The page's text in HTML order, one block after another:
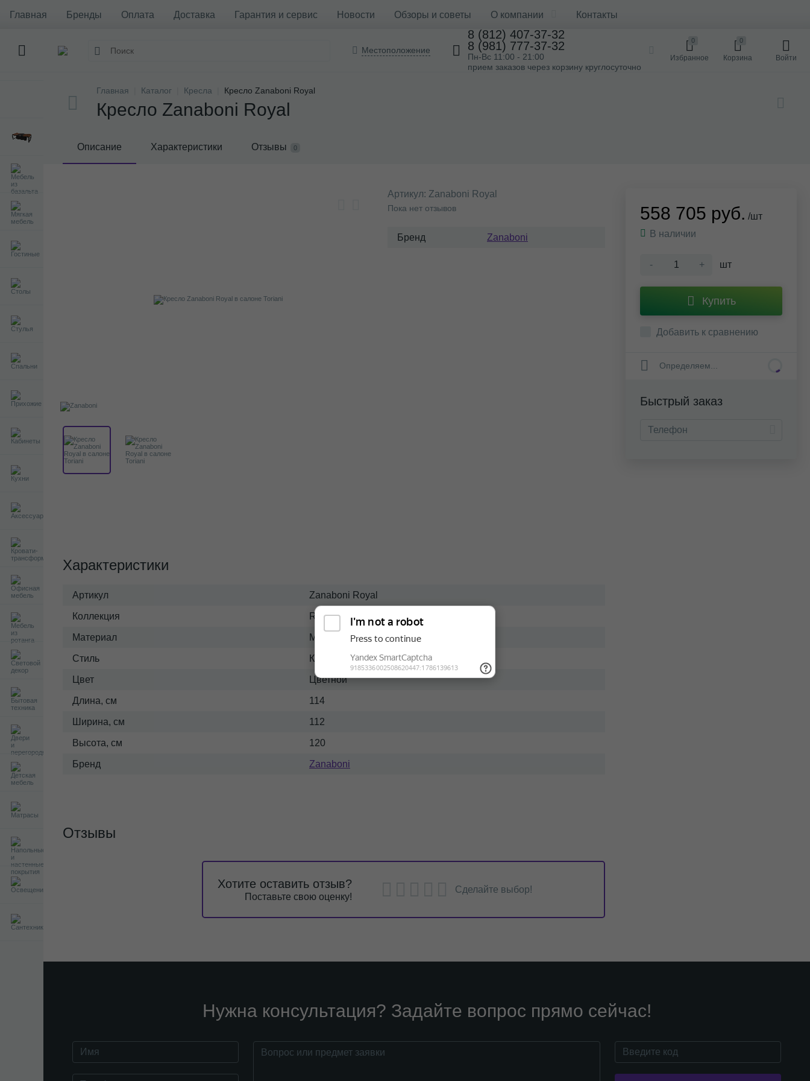
Главная Бренды Оплата Доставка Гарантия и сервис Новости Обзоры и советы О компании Контакты
Местоположение
8 (812) 407-37-32
8 (981) 777-37-32
Пн-Вс 11:00 - 21:00
прием заказов через корзину круглосуточно
0
Избранное
0
Корзина Войти
Главная Каталог Кресла Кресло Zanaboni Royal
Кресло Zanaboni Royal
Описание Характеристики Отзывы 0
Артикул: Zanaboni Royal
Пока нет отзывов
Бренд Zanaboni
Характеристики
Артикул Zanaboni Royal
Коллекция Royal
Материал Массив-ткань
Стиль Классический
Цвет Цветной
Длина, см 114
Ширина, см 112
Высота, см 120
Бренд Zanaboni
558 705 руб. /шт
В наличии
- + шт
Купить
Добавить к сравнению
Определяем...
Быстрый заказ
Отзывы
Хотите оставить отзыв?
Поставьте свою оценку!
Сделайте выбор!
Нужна консультация? Задайте вопрос прямо сейчас!